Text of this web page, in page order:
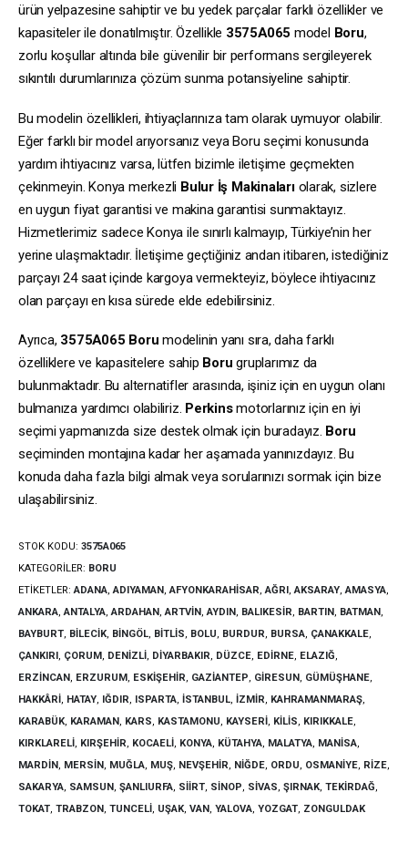
ürün yelpazesine sahiptir ve bu yedek parçalar farklı özellikler ve
kapasiteler ile donatılmıştır. Özellikle 3575A065 model Boru,
zorlu koşullar altında bile güvenilir bir performans sergileyerek
sıkıntılı durumlarınıza çözüm sunma potansiyeline sahiptir.
Bu modelin özellikleri, ihtiyaçlarınıza tam olarak uymuyor olabilir.
Eğer farklı bir model arıyorsanız veya Boru seçimi konusunda
yardım ihtiyacınız varsa, lütfen bizimle iletişime geçmekten
çekinmeyin. Konya merkezli Bulur İş Makinalarıolarak, sizlere
en uygun fiyat garantisi ve makina garantisi sunmaktayız.
Hizmetlerimiz sadece Konya ile sınırlı kalmayıp, Türkiye’nin her
yerine ulaşmaktadır. İletişime geçtiğiniz andan itibaren, istediğiniz
parçayı 24 saat içinde kargoya vermekteyiz, böylece ihtiyacınız
olan parçayı en kısa sürede elde edebilirsiniz.
Ayrıca, 3575A065 Boru modelinin yanı sıra, daha farklı
özelliklere ve kapasitelere sahip Boru gruplarımız da
bulunmaktadır. Bu alternatifler arasında, işiniz için en uygun olanı
bulmanıza yardımcı olabiliriz. Perkinsmotorlarınız için en iyi
seçimi yapmanızda size destek olmak için buradayız. Boru
seçiminden montajına kadar her aşamada yanınızdayız. Bu
konuda daha fazla bilgi almak veya sorularınızı sormak için bize
ulaşabilirsiniz.
STOK KODU: 3575A065
KATEGORILER: BORU
ETIKETLER:ADANA,ADIYAMAN,AFYONKARAHISAR,AĞRI,AKSARAY,AMASYA,
ANKARA,ANTALYA,ARDAHAN,ARTVIN,AYDIN, BALIKESIR, BARTIN, BATMAN,
BAYBURT, BILECIK, BINGÖL, BITLIS, BOLU, BURDUR, BURSA, ÇANAKKALE,
ÇANKIRI, ÇORUM, DENIZLI, DIYARBAKIR, DÜZCE, EDIRNE, ELAZIĞ,
ERZINCAN, ERZURUM, ESKIŞEHIR, GAZIANTEP, GIRESUN, GÜMÜŞHANE,
HAKKÂRI, HATAY, IĞDIR, ISPARTA, İSTANBUL, İZMIR, KAHRAMANMARAŞ,
KARABÜK, KARAMAN, KARS, KASTAMONU, KAYSERI, KILIS, KIRIKKALE,
KIRKLARELI, KIRŞEHIR, KOCAELI, KONYA, KÜTAHYA, MALATYA, MANISA,
MARDIN, MERSIN, MUĞLA, MUŞ, NEVŞEHIR, NIĞDE, ORDU, OSMANIYE, RIZE,
SAKARYA, SAMSUN, ŞANLIURFA, SIIRT, SINOP, SIVAS, ŞIRNAK, TEKIRDAĞ,
TOKAT, TRABZON, TUNCELI, UŞAK, VAN, YALOVA, YOZGAT, ZONGULDAK